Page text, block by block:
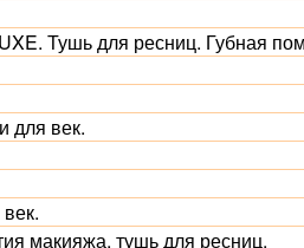
Тушь для ресниц. Губная
для век.
макияжа, тушь для ресниц.